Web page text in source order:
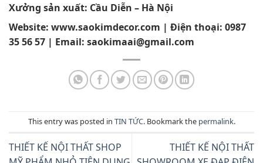
Xưởng sản xuất: Cầu Diễn – Hà Nội
Website: www.saokimdecor.com | Điện thoại: 0987
35 56 57 | Email: saokimaai@gmail.com
This entry was posted in TIN TỨC. Bookmark the permalink.
THIẾT KẾ NỘI THẤT SHOP
THIẾT KẾ NỘI THẤT